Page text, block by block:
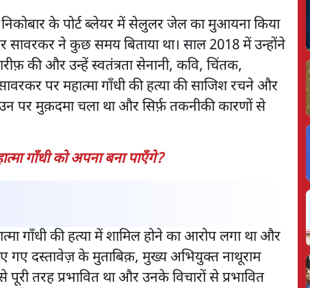
के पोर्ट ब्लेयर में सेलुलर जेल का मुआयना किया
सावरकर ने कुछ समय बिताया था। साल 2018 में उन्होंने
की और उन्हें स्वतंत्रता सेनानी, कवि, चिंतक,
पर महात्मा गाँधी की हत्या की साजिश रचने और
पर मुक़दमा चला था और सिर्फ़ तकनीकी कारणों से
गाँधी को अपना बना पाएँगे?
गाँधी की हत्या में शामिल होने का आरोप लगा था और
गए दस्तावेज़ के मुताबिक़, मुख्य अभियुक्त नाथूराम
तरह प्रभावित था और उनके विचारों से प्रभावित